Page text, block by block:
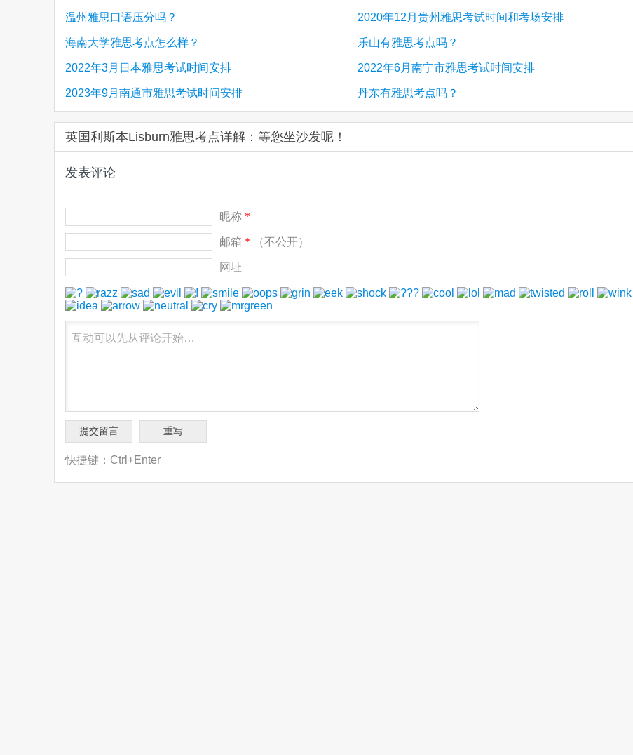
温州雅思口语压分吗？ 2020年12月贵州雅思考试时间和考场安排
海南大学雅思考点怎么样？ 乐山有雅思考点吗？
2022年3月日本雅思考试时间安排 2022年6月南宁市雅思考试时间安排
2023年9月南通市雅思考试时间安排 丹东有雅思考点吗？
英国利斯本Lisburn雅思考点详解：等您坐沙发呢！
发表评论
昵称 *
邮箱 * （不公开）
网址
快捷键：Ctrl+Enter